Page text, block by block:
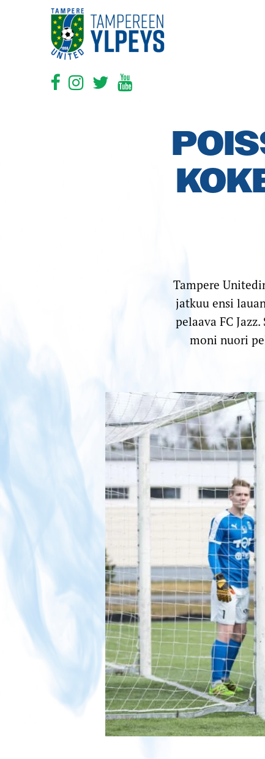
Tampere
jatkuu ensi
pelaava FC
moni nuori